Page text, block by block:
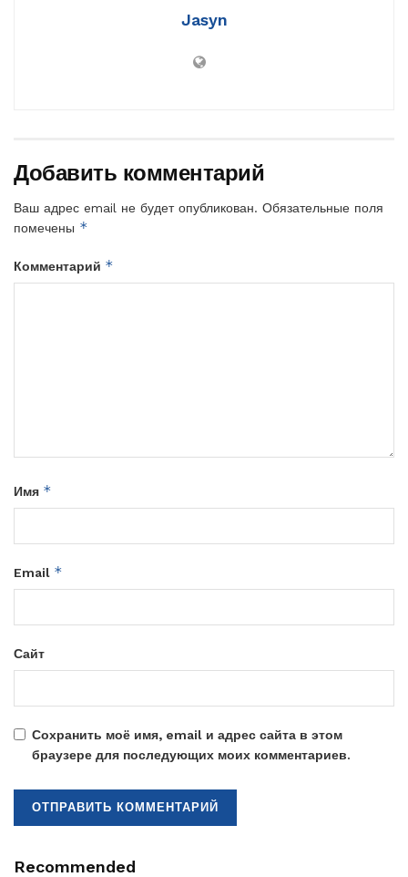
Jasyn
Добавить комментарий
Ваш адрес email не будет опубликован. Обязательные поля
помечены *
Комментарий *
Имя *
Email *
Сайт
Сохранить моё имя, email и адрес сайта в этом
браузере для последующих моих комментариев.
Recommended